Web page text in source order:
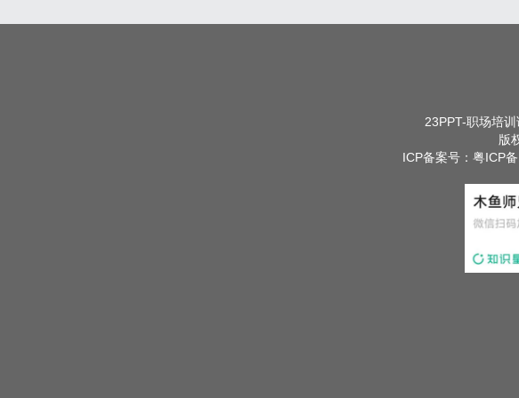
23PPT-职场培
版
ICP备案号： 粤ICP